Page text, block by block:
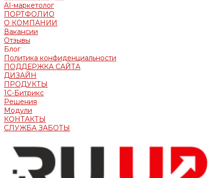
AI-маркетолог
ПОРТФОЛИО
О КОМПАНИИ
Вакансии
Отзывы
Блог
Политика конфиденциальности
ПОДДЕРЖКА САЙТА
ДИЗАЙН
ПРОДУКТЫ
1С-Битрикс
Решения
Модули
КОНТАКТЫ
СЛУЖБА ЗАБОТЫ